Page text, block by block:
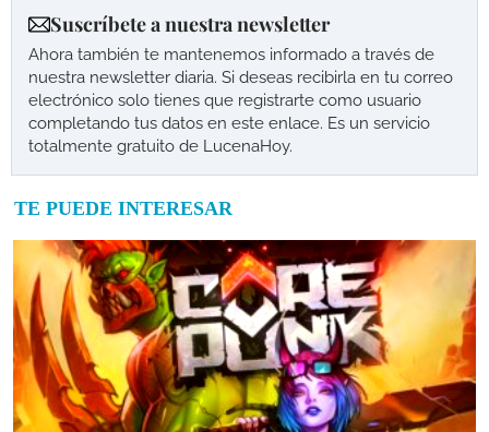
Suscríbete a nuestra newsletter
Ahora también te mantenemos informado a través de
nuestra newsletter diaria. Si deseas recibirla en tu correo
electrónico solo tienes que registrarte como usuario
completando tus datos en este enlace. Es un servicio
totalmente gratuito de LucenaHoy.
TE PUEDE INTERESAR